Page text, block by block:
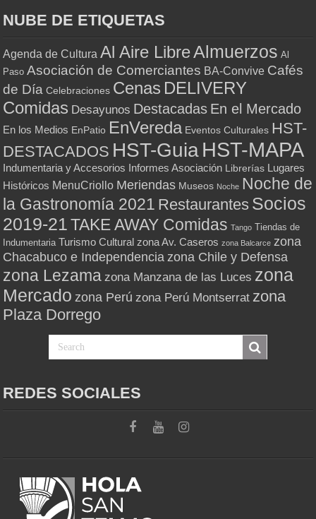
NUBE DE ETIQUETAS
Agenda de Cultura Al Aire LibreAlmuerzos Al
Paso Asociación de Comerciantes BA-Convive Cafés
de Día Celebraciones Cenas DELIVERY
Comidas Desayunos Destacadas En el Mercado
En los Medios EnPatio EnVereda Eventos Culturales HST-
DESTACADOS HST-GuiaHST-MAPA
Indumentaria y Accesorios Informes Asociación Librerías Lugares
Históricos MenuCriollo Meriendas Museos Noche Noche de
la Gastronomía 2021 Restaurantes Socios
2019-21 TAKE AWAY Comidas Tango Tiendas de
Indumentaria Turismo Cultural zona Av. Caseros zona Balcarce zona
Chacabuco e Independencia zona Chile y Defensa
zona Lezama zona Manzana de las Luces zona
Mercado zona Perú zona Perú Montserrat zona
Plaza Dorrego
REDES SOCIALES